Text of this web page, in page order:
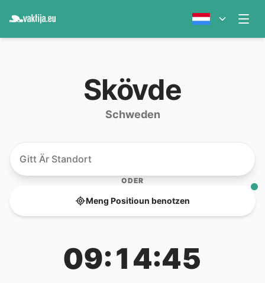
Skövde
Schweden
ODER
Meng Positioun benotzen
09:14:45